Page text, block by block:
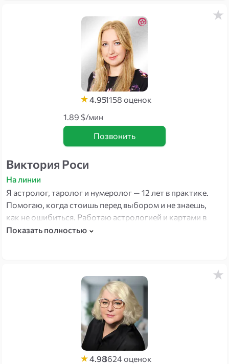
4.951158 оценок
1.89 $/мин
Позвонить
Виктория Роси
На линии
Я астролог, таролог и нумеролог — 12 лет в практике.
Помогаю, когда стоишь перед выбором и не знаешь,
как не ошибиться. Работаю астрологией и картами в
связке: не только прогноз, но и конкретные
Показать полностью
4.983624оценок